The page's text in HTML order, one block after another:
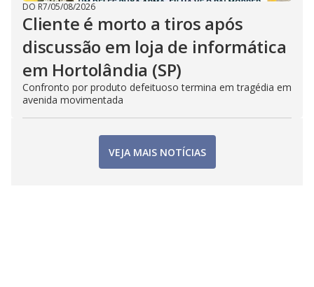
DO R7/05/08/2026
Cliente é morto a tiros após
discussão em loja de informática
em Hortolândia (SP)
Confronto por produto defeituoso termina em tragédia em
avenida movimentada
VEJA MAIS NOTÍCIAS